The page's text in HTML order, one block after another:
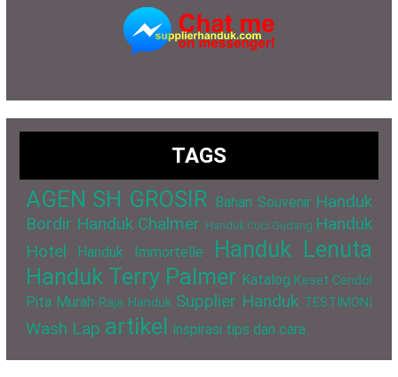
TAGS
AGEN SH GROSIR Bahan Souvenir Handuk
Bordir Handuk Chalmer Handuk Cuci Gudang Handuk
Hotel
Handuk Immortelle
Handuk Lenuta
Handuk Terry Palmer Katalog Keset Cendol
Pita Murah Raja Handuk Supplier Handuk TESTIMONI
Wash Lap artikel inspirasi tips dan cara